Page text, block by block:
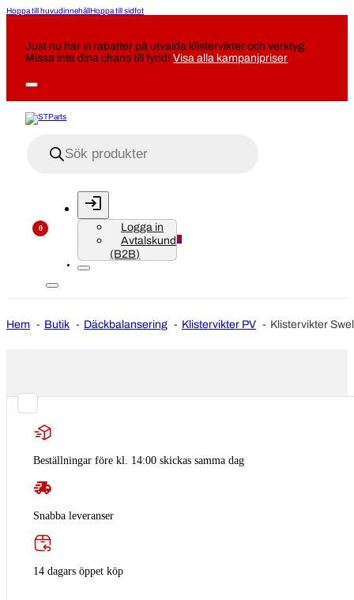
Hoppa till huvudinnehållHoppa till sidfot
Just nu har vi rabatter på utvalda klistervikter och verktyg.
Missa inte dina chans till fynd!Visa alla kampanjpriser
Logga in
Avtalskund
(B2B)
0
0
Hem Butik Däckbalansering Klistervikter PV Klistervikter
Beställningar före kl. 14:00 skickas samma dag
Snabba leveranser
14 dagars öppet köp